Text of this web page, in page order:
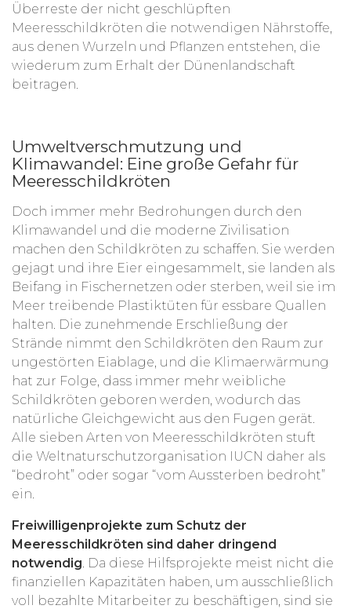
Überreste der nicht geschlüpften
Meeresschildkröten die notwendigen Nährstoffe,
aus denen Wurzeln und Pflanzen entstehen, die
wiederum zum Erhalt der Dünenlandschaft
beitragen.
Umweltverschmutzung und
Klimawandel: Eine große Gefahr für
Meeresschildkröten
Doch immer mehr Bedrohungen durch den
Klimawandel und die moderne Zivilisation
machen den Schildkröten zu schaffen. Sie werden
gejagt und ihre Eier eingesammelt, sie landen als
Beifang in Fischernetzen oder sterben, weil sie im
Meer treibende Plastiktüten für essbare Quallen
halten. Die zunehmende Erschließung der
Strände nimmt den Schildkröten den Raum zur
ungestörten Eiablage, und die Klimaerwärmung
hat zur Folge, dass immer mehr weibliche
Schildkröten geboren werden, wodurch das
natürliche Gleichgewicht aus den Fugen gerät.
Alle sieben Arten von Meeresschildkröten stuft
die Weltnaturschutzorganisation IUCN daher als
“bedroht” oder sogar “vom Aussterben bedroht”
ein.
Freiwilligenprojekte zum Schutz der
Meeresschildkröten sind daher dringend
notwendig . Da diese Hilfsprojekte meist nicht die
finanziellen Kapazitäten haben, um ausschließlich
voll bezahlte Mitarbeiter zu beschäftigen, sind sie